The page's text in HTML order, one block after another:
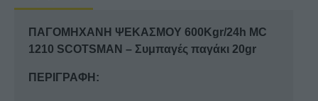
παγάκι
20gr
ποσότητα
ΠΑΓΟΜΗΧΑΝΗ ΨΕΚΑΣΜΟΥ 600Kgr/24h MC
1210 SCOTSMAN – Συμπαγές παγάκι 20gr
ΠΕΡΙΓΡΑΦΗ: